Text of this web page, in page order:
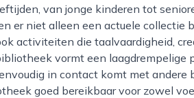
van jonge kinderen tot
er niet alleen een actuele collectie
activiteiten die taalvaardigheid,
vormt een laagdrempelige
in contact komt met andere
goed bereikbaar voor zowel